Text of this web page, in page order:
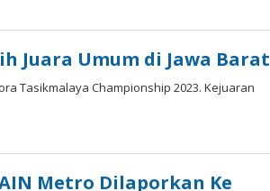
Juara Umum di Jawa Barat
Tasikmalaya Championship 2023. Kejuaran
Metro Dilaporkan Ke